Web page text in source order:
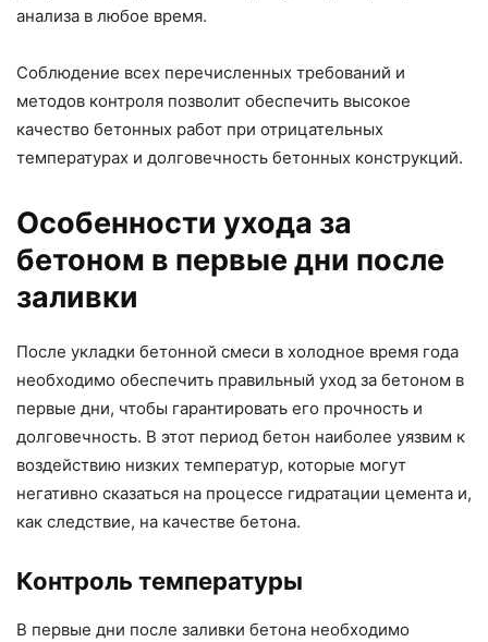
анализа в любое время.
Соблюдение всех перечисленных требований и
методов контроля позволит обеспечить высокое
качество бетонных работ при отрицательных
температурах и долговечность бетонных конструкций.
Особенности ухода за
бетоном в первые дни после
заливки
После укладки бетонной смеси в холодное время года
необходимо обеспечить правильный уход за бетоном в
первые дни, чтобы гарантировать его прочность и
долговечность. В этот период бетон наиболее уязвим к
воздействию низких температур, которые могут
негативно сказаться на процессе гидратации цемента и,
как следствие, на качестве бетона.
Контроль температуры
В первые дни после заливки бетона необходимо